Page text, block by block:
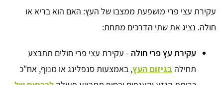
עקירת עצי פרי מושפעת ממצבו של העץ: האם הוא בריא או
חולה. נציג את שתי הדרכים מתחת:
עקירת עץ פרי חולה - עקירת עצי פרי חולים תתבצע
תחילה בגיזום העץ, באמצעות סנפלינג או מנוף, אח"כ